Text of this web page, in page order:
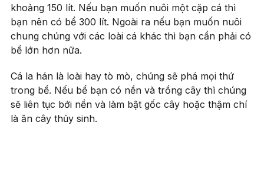
khoảng 150 lít. Nếu bạn muốn nuôi một cặp cá thì
bạn nên có bể 300 lít. Ngoài ra nếu bạn muốn nuôi
chung chúng với các loài cá khác thì bạn cần phải có
bể lớn hơn nữa.
Cá la hán là loài hay tò mò, chúng sẽ phá mọi thứ
trong bể. Nếu bể bạn có nền và trồng cây thì chúng
sẽ liên tục bới nền và làm bật gốc cây hoặc thậm chí
là ăn cây thủy sinh.